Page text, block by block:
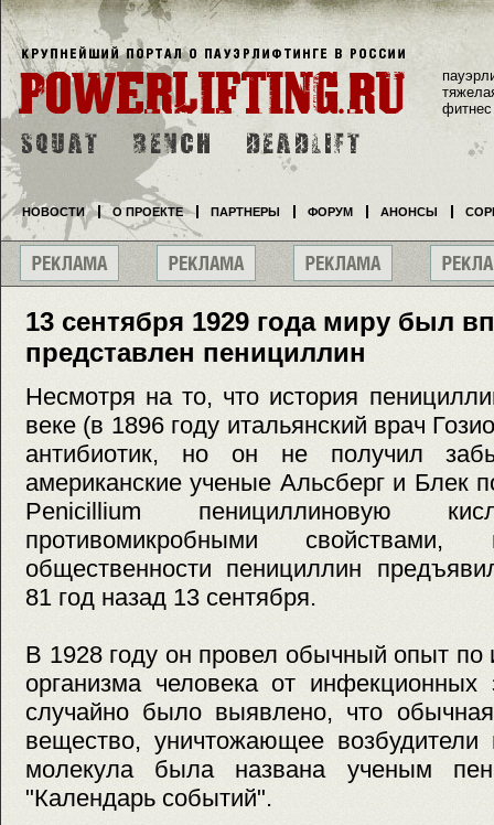
13 сентября 1929 года миру был
представлен пенициллин
Несмотря на то, что история
веке (в 1896 году итальянский врач
антибиотик, но он не получил
американские ученые Альсберг и Блек
Penicillium пенициллиновую
противомикробными
общественности пенициллин
81 год назад 13 сентября.
В 1928 году он провел обычный опыт
организма человека от инфекционных
случайно было выявлено, что обычная
вещество, уничтожающее
молекула была названа ученым
"Календарь событий".
фитнес
НОВОСТИ О ПРОЕКТЕ ПАРТНЕРЫ ФОРУМ АНОНСЫ